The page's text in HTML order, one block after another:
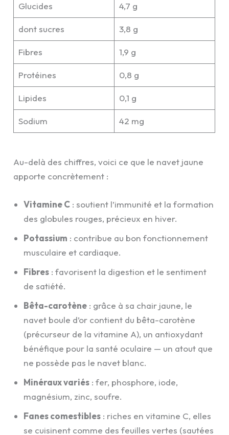
Glucides 4,7 g
dont sucres 3,8 g
Fibres 1,9 g
Protéines 0,8 g
Lipides 0,1 g
Sodium 42 mg
Au-delà des chiffres, voici ce que le navet jaune
apporte concrètement :
Vitamine C : soutient l’immunité et la formation
des globules rouges, précieux en hiver.
Potassium : contribue au bon fonctionnement
musculaire et cardiaque.
Fibres : favorisent la digestion et le sentiment
de satiété.
Bêta-carotène : grâce à sa chair jaune, le
navet boule d’or contient du bêta-carotène
(précurseur de la vitamine A), un antioxydant
bénéfique pour la santé oculaire — un atout que
ne possède pas le navet blanc.
Minéraux variés : fer, phosphore, iode,
magnésium, zinc, soufre.
Fanes comestibles : riches en vitamine C, elles
se cuisinent comme des feuilles vertes (sautées